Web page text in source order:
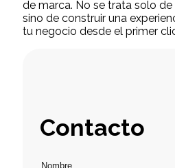
de marca. No se trata solo de
sino de construir una
tu negocio desde el primer
Contacto